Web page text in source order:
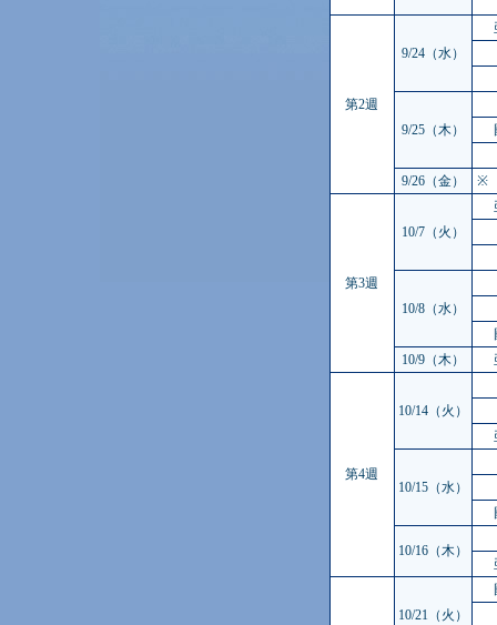
第2週
9/24（水）
9/25（木）
9/26（金） ※
第3週
10/7（火）
10/8（水）
10/9（木）
第4週
10/14（火）
10/15（水）
10/16（木）
10/21（火）